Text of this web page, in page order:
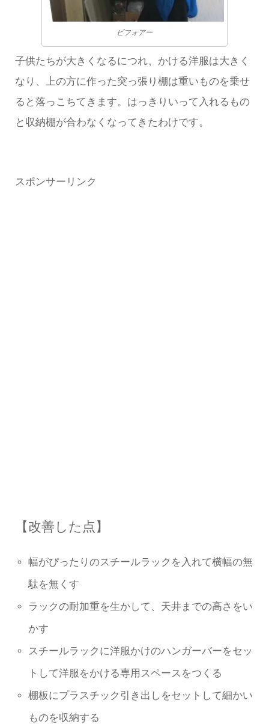
ビフォアー
子供たちが大きくなるにつれ、かける洋服は大きく
なり、上の方に作った突っ張り棚は重いものを乗せ
ると落っこちてきます。はっきりいって入れるもの
と収納棚が合わなくなってきたわけです。
スポンサーリンク
【改善した点】
幅がぴったりのスチールラックを入れて横幅の無
駄を無くす
ラックの耐加重を生かして、天井までの高さをい
かす
スチールラックに洋服かけのハンガーバーをセッ
トして洋服をかける専用スペースをつくる
棚板にプラスチック引き出しをセットして細かい
ものを収納する